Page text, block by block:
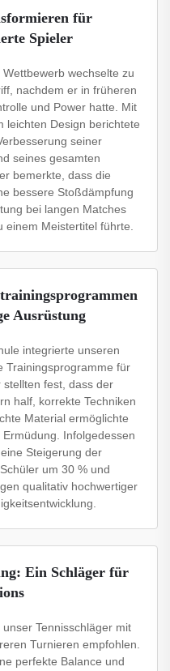
für
Spieler
wechselte zu
nachdem er in früheren
und Power hatte. Mit
leichten Design berichtete
seiner
seines gesamten
bemerkte, dass die
bessere Stoßdämpfung
bei langen Matches
Meistertitel führte.
Ausrüstung
integrierte unseren
Trainingsprogramme für
stellten fest, dass der
half, korrekte Techniken
Material ermöglichte
Infolgedessen
Steigerung der
um 30 % und
qualitativ hochwertiger
Ein Schläger für
Tennisschläger mit
Turnieren empfohlen.
perfekte Balance und